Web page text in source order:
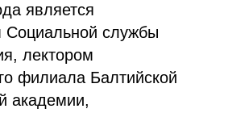
является
Социальной службы
лектором
филиала Балтийской
академии,